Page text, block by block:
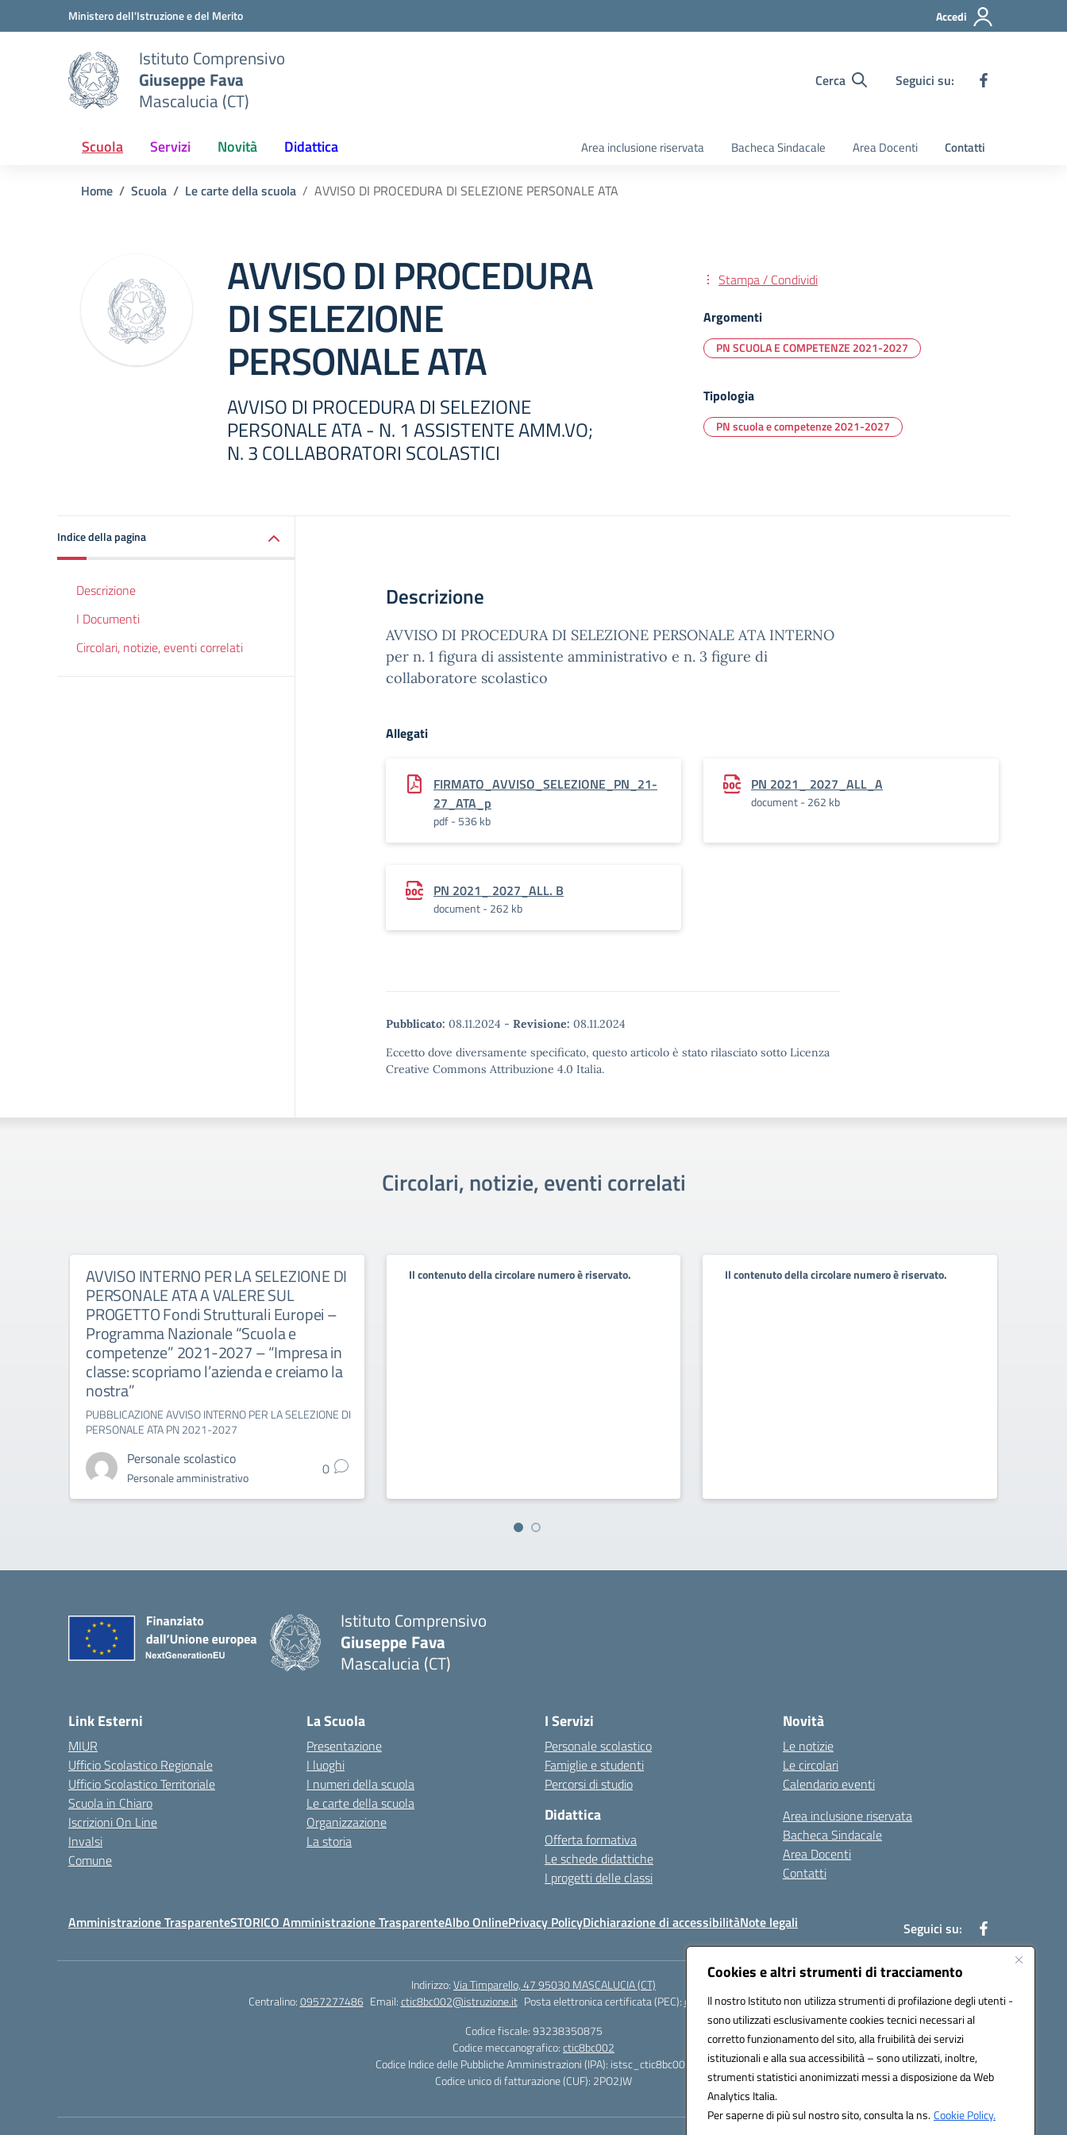
Cookies e altri strumenti di tracciamento
Il nostro Istituto non utilizza strumenti di profilazione degli utenti -
sono utilizzati esclusivamente cookies tecnici necessari al
corretto funzionamento del sito, alla fruibilità dei servizi
istituzionali e alla sua accessibilità – sono utilizzati, inoltre,
strumenti statistici anonimizzati messi a disposizione da Web
Analytics Italia.
Per saperne di più sul nostro sito, consulta la ns.Cookie Policy.
Vai ai contenuti
Vai al menu di navigazioneMinistero dell'Istruzione e del Merito Accedi
Istituto Comprensivo
Giuseppe Fava
Mascalucia (CT)
Cerca Seguici su:
Scuola Servizi Novità Didattica Area inclusione riservata Bacheca Sindacale Area Docenti Contatti
Home Scuola Le carte della scuola AVVISO DI PROCEDURA DI SELEZIONE PERSONALE ATA
AVVISO DI PROCEDURA
DI SELEZIONE
PERSONALE ATA
AVVISO DI PROCEDURA DI SELEZIONE
PERSONALE ATA - N. 1 ASSISTENTE AMM.VO;
N. 3 COLLABORATORI SCOLASTICI
Stampa / Condividi
Argomenti
PN SCUOLA E COMPETENZE 2021-2027
Tipologia
PN scuola e competenze 2021-2027
Indice della pagina
Descrizione
I Documenti
Circolari, notizie, eventi correlati
Descrizione
AVVISO DI PROCEDURA DI SELEZIONE PERSONALE ATA INTERNO
per n. 1 figura di assistente amministrativo e n. 3 figure di
collaboratore scolastico
Allegati
FIRMATO_AVVISO_SELEZIONE_PN_21-
27_ATA_p
pdf - 536 kb
PN 2021_ 2027_ALL_A
document - 262 kb
PN 2021_ 2027_ALL. B
document - 262 kb
Pubblicato: 08.11.2024 - Revisione: 08.11.2024
Eccetto dove diversamente specificato, questo articolo è stato rilasciato sotto Licenza
Creative Commons Attribuzione 4.0 Italia.
Circolari, notizie, eventi correlati
AVVISO INTERNO PER LA SELEZIONE DI
PERSONALE ATA A VALERE SUL
PROGETTO Fondi Strutturali Europei –
Programma Nazionale “Scuola e
competenze” 2021-2027 – “Impresa in
classe: scopriamo l’azienda e creiamo la
nostra”
PUBBLICAZIONE AVVISO INTERNO PER LA SELEZIONE DI
PERSONALE ATA PN 2021-2027
Personale scolastico
Personale amministrativo 0
Il contenuto della circolare numero è riservato. Il contenuto della circolare numero è riservato.
Istituto Comprensivo
Giuseppe Fava
Mascalucia (CT)
Link Esterni
MIUR
Ufficio Scolastico Regionale
Ufficio Scolastico Territoriale
Scuola in Chiaro
Iscrizioni On Line
Invalsi
Comune
La Scuola
Presentazione
I luoghi
I numeri della scuola
Le carte della scuola
Organizzazione
La storia
I Servizi
Personale scolastico
Famiglie e studenti
Percorsi di studio
Didattica
Offerta formativa
Le schede didattiche
I progetti delle classi
Novità
Le notizie
Le circolari
Calendario eventi
Area inclusione riservata
Bacheca Sindacale
Area Docenti
Contatti
Amministrazione TrasparenteSTORICO Amministrazione TrasparenteAlbo OnlinePrivacy PolicyDichiarazione di accessibilitàNote legali Seguici su:
Indirizzo:Via Timparello, 47 95030 MASCALUCIA (CT)
Centralino:0957277486 Email:ctic8bc002@istruzione.it Posta elettronica certificata (PEC):ctic8bc002@pec.istruzione.it
Codice fiscale: 93238350875
Codice meccanografico:ctic8bc002
Codice Indice delle Pubbliche Amministrazioni (IPA): istsc_ctic8bc002
Codice unico di fatturazione (CUF): 2PO2JW